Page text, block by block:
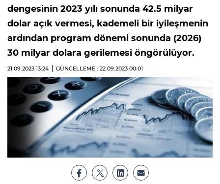
dengesinin 2023 yılı sonunda 42.5 milyar
dolar açık vermesi, kademeli bir iyileşmenin
ardından program dönemi sonunda (2026)
30 milyar dolara gerilemesi öngörülüyor.
21.09.2023 13:24 GÜNCELLEME : 22.09.2023 00:01